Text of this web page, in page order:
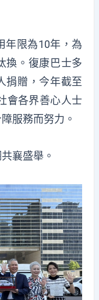
年限為10年，為
換。復康巴士多
捐贈，今年截至
會各界善心人士
服務而努力。
襄盛舉。